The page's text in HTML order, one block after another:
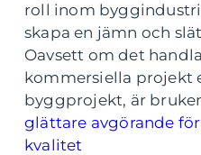
roll inom
skapa en jämn och
Oavsett om det
kommersiella projekt
byggprojekt, är
glättare avgörande
kvalitet